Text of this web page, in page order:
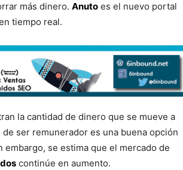
más dinero. Anuto es el nuevo portal
tiempo real.
la cantidad de dinero que se mueve a
ser remunerador es una buena opción
se estima que el mercado de
continúe en aumento.